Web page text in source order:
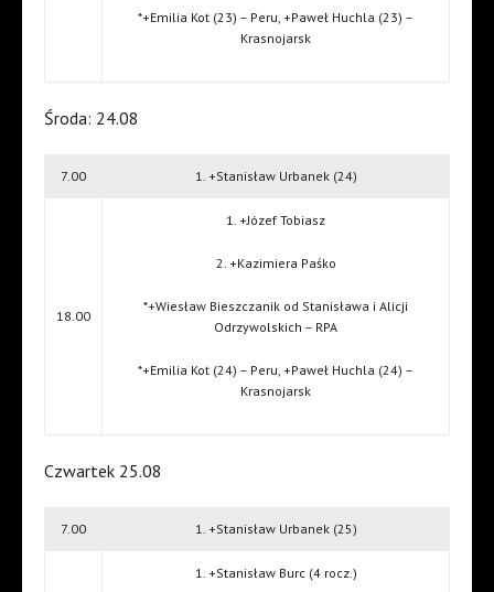
*+Emilia Kot (23) – Peru, +Paweł Huchla (23) –
Krasnojarsk
Środa: 24.08
7.00 1. +Stanisław Urbanek (24)
18.00
1. +Józef Tobiasz
2. +Kazimiera Paśko
*+Wiesław Bieszczanik od Stanisława i Alicji
Odrzywolskich – RPA
*+Emilia Kot (24) – Peru, +Paweł Huchla (24) –
Krasnojarsk
Czwartek 25.08
7.00 1. +Stanisław Urbanek (25)
1. +Stanisław Burc (4 rocz.)